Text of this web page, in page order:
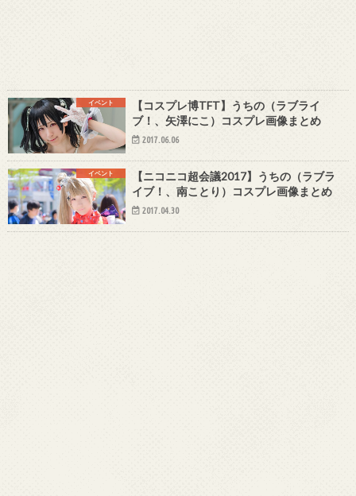
イベント
【コスプレ博TFT】うちの（ラブライ
ブ！、矢澤にこ）コスプレ画像まとめ
2017.06.06
イベント
【ニコニコ超会議2017】うちの（ラブラ
イブ！、南ことり）コスプレ画像まとめ
2017.04.30